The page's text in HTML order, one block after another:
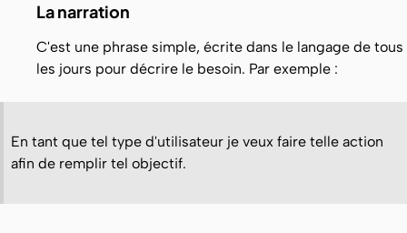
La narration
C'est une phrase simple, écrite dans le langage de tous
les jours pour décrire le besoin. Par exemple :
En tant que tel type d'utilisateur je veux faire telle action
afin de remplir tel objectif.